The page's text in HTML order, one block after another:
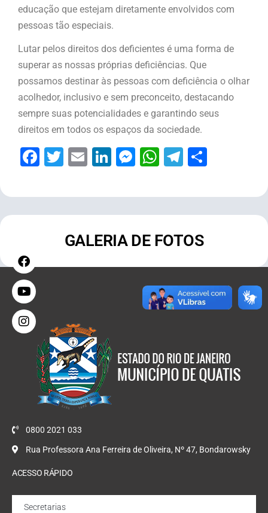
educação que estejam diretamente envolvidos com
pessoas tão especiais.
Lutar pelos direitos dos deficientes é uma forma de
superar as nossas próprias deficiências. Que
possamos destinar às pessoas com deficiência o olhar
acolhedor, inclusivo e sem preconceito, destacando
sempre suas potencialidades e garantindo seus
direitos em todos os espaços da sociedade.
Facebook
Twitter
EmailLinkedIn
Messenger
WhatsApp
Telegram
GALERIA DE FOTOS
0800 2021 033
Rua Professora Ana Ferreira de Oliveira, Nº 47, Bondarowsky
ACESSO RÁPIDO
Secretarias